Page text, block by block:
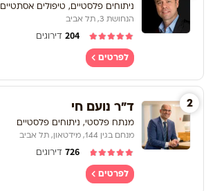
ניתוחים פלסטיים, טיפולים אסתטיים
הנחושת 3, תל אביב
204 דירוגים
לפרטים
ד"ר נועם חי
מנתח פלסטי, ניתוחים פלסטיים
מנחם בגין 144, מידטאון, תל אביב
726 דירוגים
2
לפרטים